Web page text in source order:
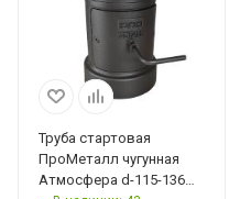
Труба стартовая
ПроМеталл чугунная
Атмосфера d-115-136